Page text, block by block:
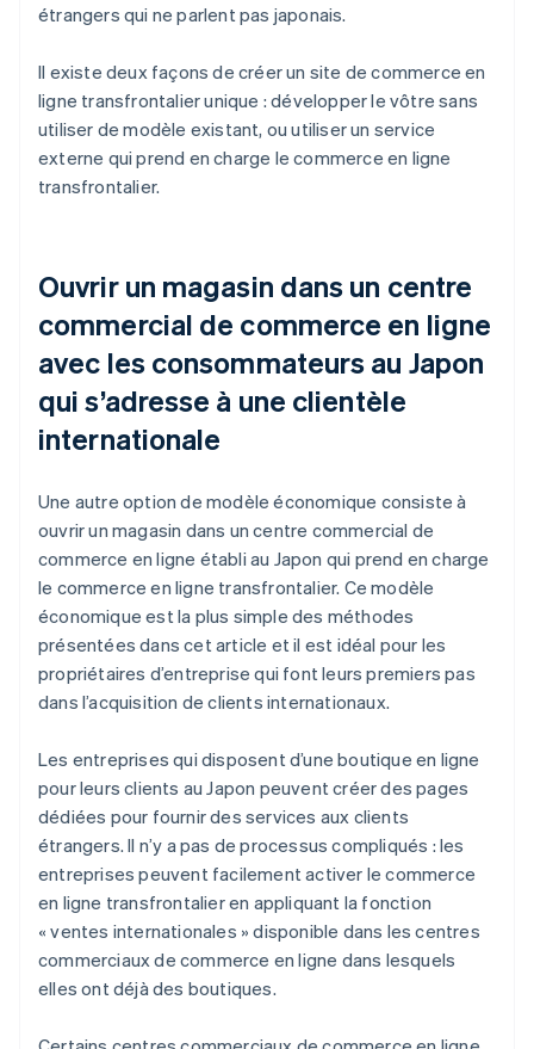
étrangers qui ne parlent pas japonais.
Il existe deux façons de créer un site de commerce en
ligne transfrontalier unique : développer le vôtre sans
utiliser de modèle existant, ou utiliser un service
externe qui prend en charge le commerce en ligne
transfrontalier.
Ouvrir un magasin dans un centre
commercial de commerce en ligne
avec les consommateurs au Japon
qui s’adresse à une clientèle
internationale
Une autre option de modèle économique consiste à
ouvrir un magasin dans un centre commercial de
commerce en ligne établi au Japon qui prend en charge
le commerce en ligne transfrontalier. Ce modèle
économique est la plus simple des méthodes
présentées dans cet article et il est idéal pour les
propriétaires d’entreprise qui font leurs premiers pas
dans l’acquisition de clients internationaux.
Les entreprises qui disposent d’une boutique en ligne
pour leurs clients au Japon peuvent créer des pages
dédiées pour fournir des services aux clients
étrangers. Il n’y a pas de processus compliqués : les
entreprises peuvent facilement activer le commerce
en ligne transfrontalier en appliquant la fonction
« ventes internationales » disponible dans les centres
commerciaux de commerce en ligne dans lesquels
elles ont déjà des boutiques.